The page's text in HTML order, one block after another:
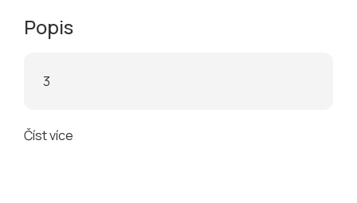
Popis
3
Číst více